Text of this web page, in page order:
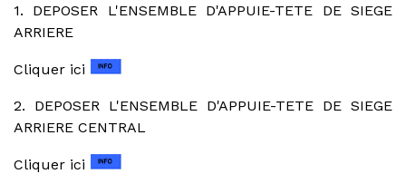
1. DEPOSER L'ENSEMBLE D'APPUIE-TETE DE SIEGE
ARRIERE
Cliquer ici
2. DEPOSER L'ENSEMBLE D'APPUIE-TETE DE SIEGE
ARRIERE CENTRAL
Cliquer ici